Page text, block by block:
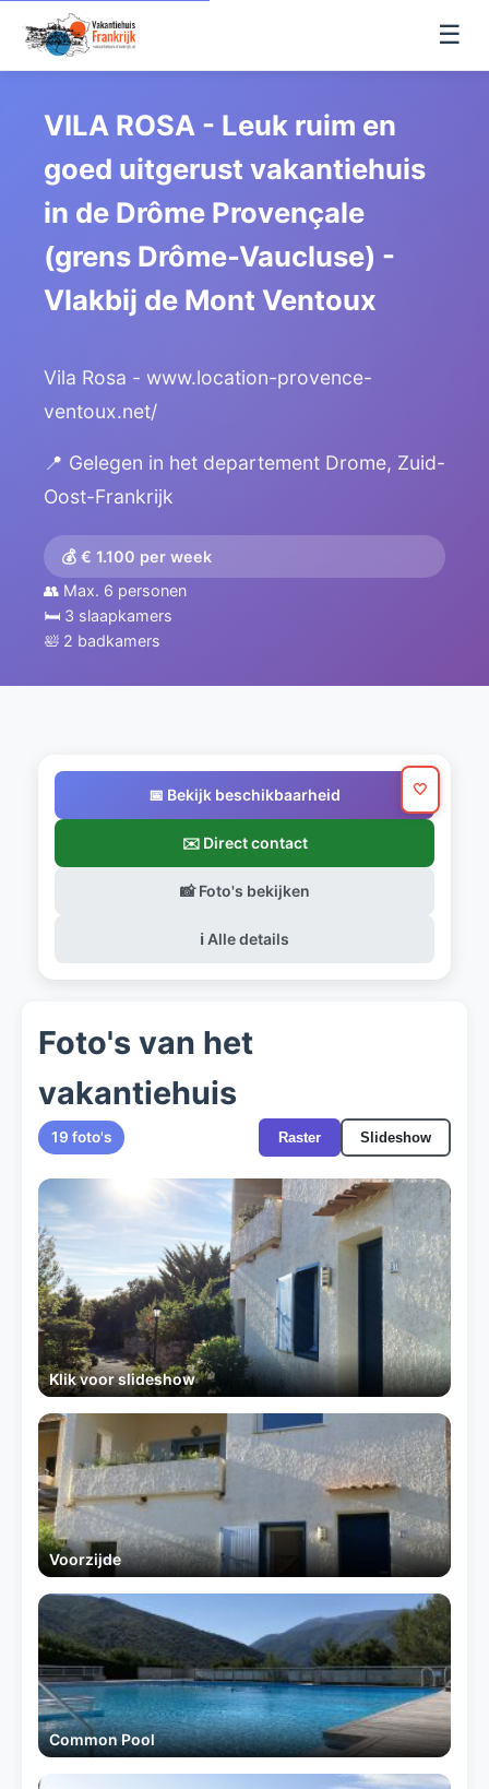
☰
VILA ROSA - Leuk ruim en
goed uitgerust vakantiehuis
in de Drôme Provençale
(grens Drôme-Vaucluse) -
Vlakbij de Mont Ventoux
Vila Rosa - www.location-provence-
ventoux.net/
📍 Gelegen in het departement Drome, Zuid-
Oost-Frankrijk
💰 € 1.100 per week
👥 Max. 6 personen
🛏️ 3 slaapkamers
🛀 2 badkamers
📅 Bekijk beschikbaarheid
✉️ Direct contact
📸 Foto's bekijken
ℹ️ Alle details
🤍
Foto's van het
vakantiehuis
19 foto's Raster Slideshow
Klik voor slideshow
Voorzijde
Common Pool